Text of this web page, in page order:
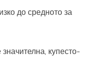
до средното за
купесто-